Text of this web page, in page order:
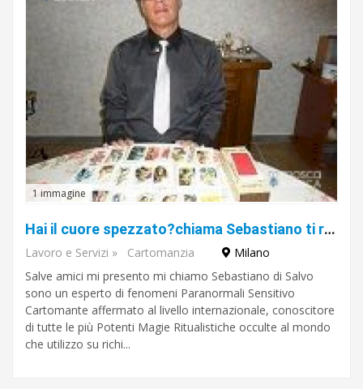
1 immagine
Hai il cuore spezzato?chiama Sebastiano ti ridona l'amore perduto
Lavoro e Servizi » Cartomanzia
Milano
Salve amici mi presento mi chiamo Sebastiano di Salvo
sono un esperto di fenomeni Paranormali Sensitivo
Cartomante affermato al livello internazionale, conoscitore
di tutte le più Potenti Magie Ritualistiche occulte al mondo
che utilizzo su richi...